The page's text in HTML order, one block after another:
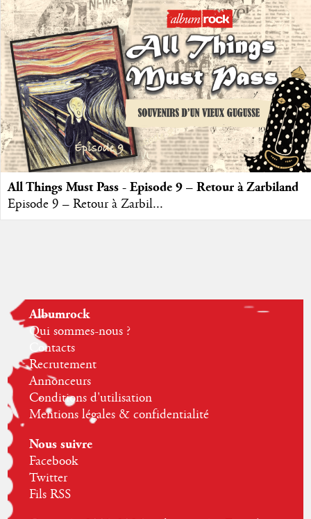
All Things Must Pass - Episode 9 – Retour à Zarbiland
Episode 9 – Retour à Zarbil...
Albumrock
Qui sommes-nous ?
Contacts
Recrutement
Annonceurs
Conditions d'utilisation
Mentions légales & confidentialité
Nous suivre
Facebook
Twitter
Fils RSS